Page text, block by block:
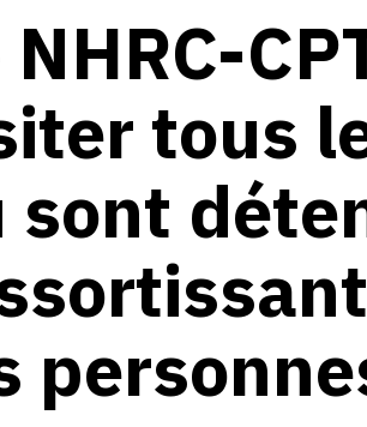
NHRC-
tous
sont